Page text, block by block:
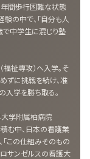
年間歩行困難な状態
の中で、「自分も人
で中学生に混じり塾
祉専攻）へ入学。そ
ずに挑戦を続け、准
入学を勝ち取る。
学附属柏病院
む中、日本の看護業
この仕組みそのもの
サンゼルスの看護大